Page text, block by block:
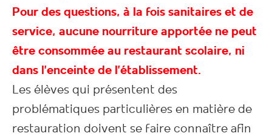
Pour des questions, à la fois sanitaires et de
service, aucune nourriture apportée ne peut
être consommée au restaurant scolaire, ni
dans l’enceinte de l’établissement.
Les élèves qui présentent des
problématiques particulières en matière de
restauration doivent se faire connaître afin